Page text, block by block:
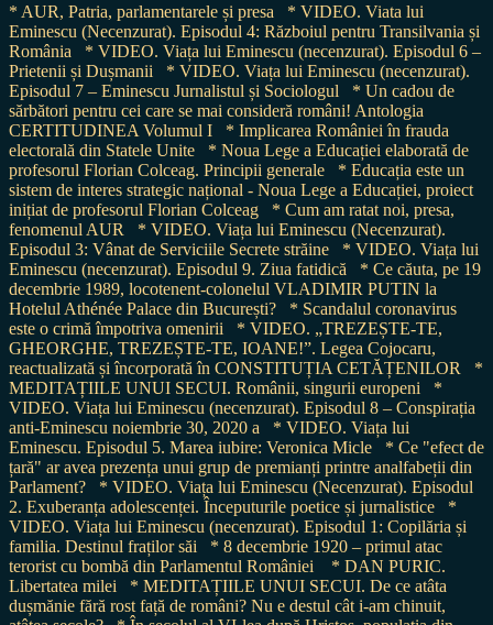
* AUR, Patria, parlamentarele și presa
* VIDEO. Viata lui
Eminescu (Necenzurat). Episodul 4: Războiul pentru Transilvania și
România
* VIDEO. Viața lui Eminescu (necenzurat). Episodul 6 –
Prietenii și Dușmanii
* VIDEO. Viața lui Eminescu (necenzurat).
Episodul 7 – Eminescu Jurnalistul și Sociologul
* Un cadou de
sărbători pentru cei care se mai consideră români! Antologia
CERTITUDINEA Volumul I
* Implicarea României în frauda
electorală din Statele Unite
* Noua Lege a Educației elaborată de
profesorul Florian Colceag. Principii generale
* Educația este un
sistem de interes strategic național - Noua Lege a Educației, proiect
inițiat de profesorul Florian Colceag
* Cum am ratat noi, presa,
fenomenul AUR
* VIDEO. Viața lui Eminescu (Necenzurat).
Episodul 3: Vânat de Serviciile Secrete străine
* VIDEO. Viața lui
Eminescu (necenzurat). Episodul 9. Ziua fatidică
* Ce căuta, pe 19
decembrie 1989, locotenent-colonelul VLADIMIR PUTIN la
Hotelul Athénée Palace din București?
* Scandalul coronavirus
este o crimă împotriva omenirii
* VIDEO. „TREZEȘTE-TE,
GHEORGHE, TREZEȘTE-TE, IOANE!”. Legea Cojocaru,
reactualizată și încorporată în CONSTITUȚIA CETĂȚENILOR
*
MEDITAȚIILE UNUI SECUI. Românii, singurii europeni
*
VIDEO. Viața lui Eminescu (necenzurat). Episodul 8 – Conspirația
anti-Eminescu noiembrie 30, 2020 a
* VIDEO. Viața lui
Eminescu. Episodul 5. Marea iubire: Veronica Micle
* Ce "efect de
țară" ar avea prezența unui grup de premianți printre analfabeții din
Parlament?
* VIDEO. Viața lui Eminescu (Necenzurat). Episodul
2. Exuberanța adolescenței. Începuturile poetice și jurnalistice
*
VIDEO. Viața lui Eminescu (necenzurat). Episodul 1: Copilăria și
familia. Destinul fraților săi
* 8 decembrie 1920 – primul atac
terorist cu bombă din Parlamentul României
* DAN PURIC.
Libertatea milei
* MEDITAȚIILE UNUI SECUI. De ce atâta
dușmănie fără rost față de români? Nu e destul cât i-am chinuit,